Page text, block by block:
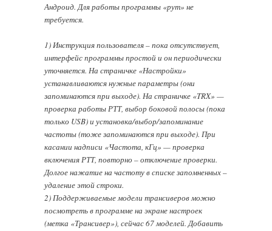
Андроид. Для работы программы «рут» не
требуется.
1) Инструкция пользователя – пока отсутствует,
интерфейс программы простой и он периодически
уточняется. На страничке «Настройки»
устанавливаются нужные параметры (они
запоминаются при выходе). На страничке «TRX» —
проверка работы РТТ, выбор боковой полосы (пока
только USB) и установка/выбор/запоминание
частоты (тоже запоминаются при выходе). При
касании надписи «Частота, кГц» — проверка
включения РТТ, повторно – отключение проверки.
Долгое нажатие на частоту в списке запомненных –
удаление этой строки.
2) Поддерживаемые модели трансиверов можно
посмотреть в программе на экране настроек
(метка «Трансивер»), сейчас 67 моделей. Добавить